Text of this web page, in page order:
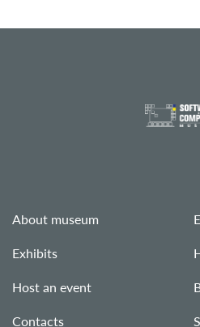
About museum
Exhibits
Host an event
Contacts